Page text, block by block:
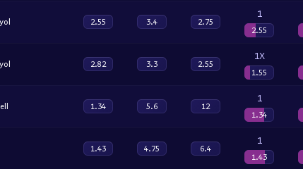
2.55 3.4 2.75
1
2.55
2.82 3.3 2.55
1X
1.55
1.34 5.6 12
1
1.34
1.43 4.75 6.4
1
1.43